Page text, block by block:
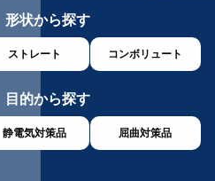
形状から探す
ストレート コンボリュート
目的から探す
静電気対策品 屈曲対策品